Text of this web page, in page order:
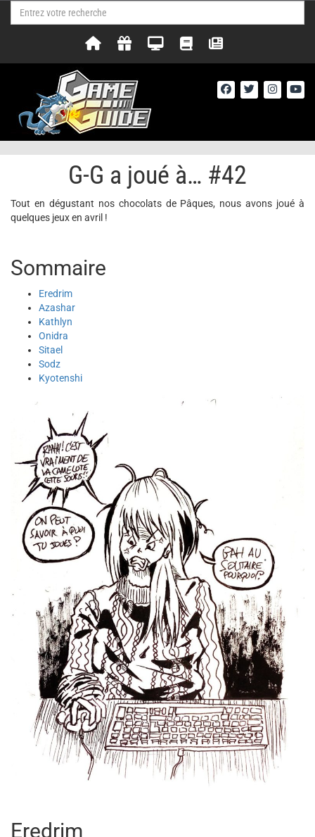
G-G a joué à… #42
Tout en dégustant nos chocolats de Pâques, nous avons joué à
quelques jeux en avril !
Sommaire
Eredrim
Azashar
Kathlyn
Onidra
Sitael
Sodz
Kyotenshi
Eredrim